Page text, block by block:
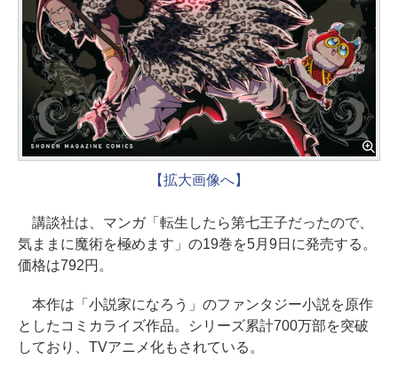
【拡大画像へ】
講談社は、マンガ「転生したら第七王子だったので、
気ままに魔術を極めます」の19巻を5月9日に発売する。
価格は792円。
本作は「小説家になろう」のファンタジー小説を原作
としたコミカライズ作品。シリーズ累計700万部を突破
しており、TVアニメ化もされている。